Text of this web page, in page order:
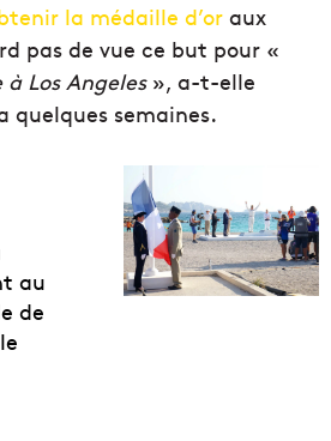
la médaille d’or aux
pas de vue ce but pour «
à Los Angeles », a-t-elle
quelques semaines.
au
de